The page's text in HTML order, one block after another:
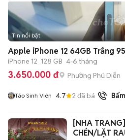
Tin nổi bật
Apple iPhone 12 64GB Trắng
iPhone 12 128 GB 4-6 tháng
3.650.000 đ Phường Phú Diễn
Táo Sinh Viên 4.7 2 đã bán
[NHA
CHÉN/LẶT